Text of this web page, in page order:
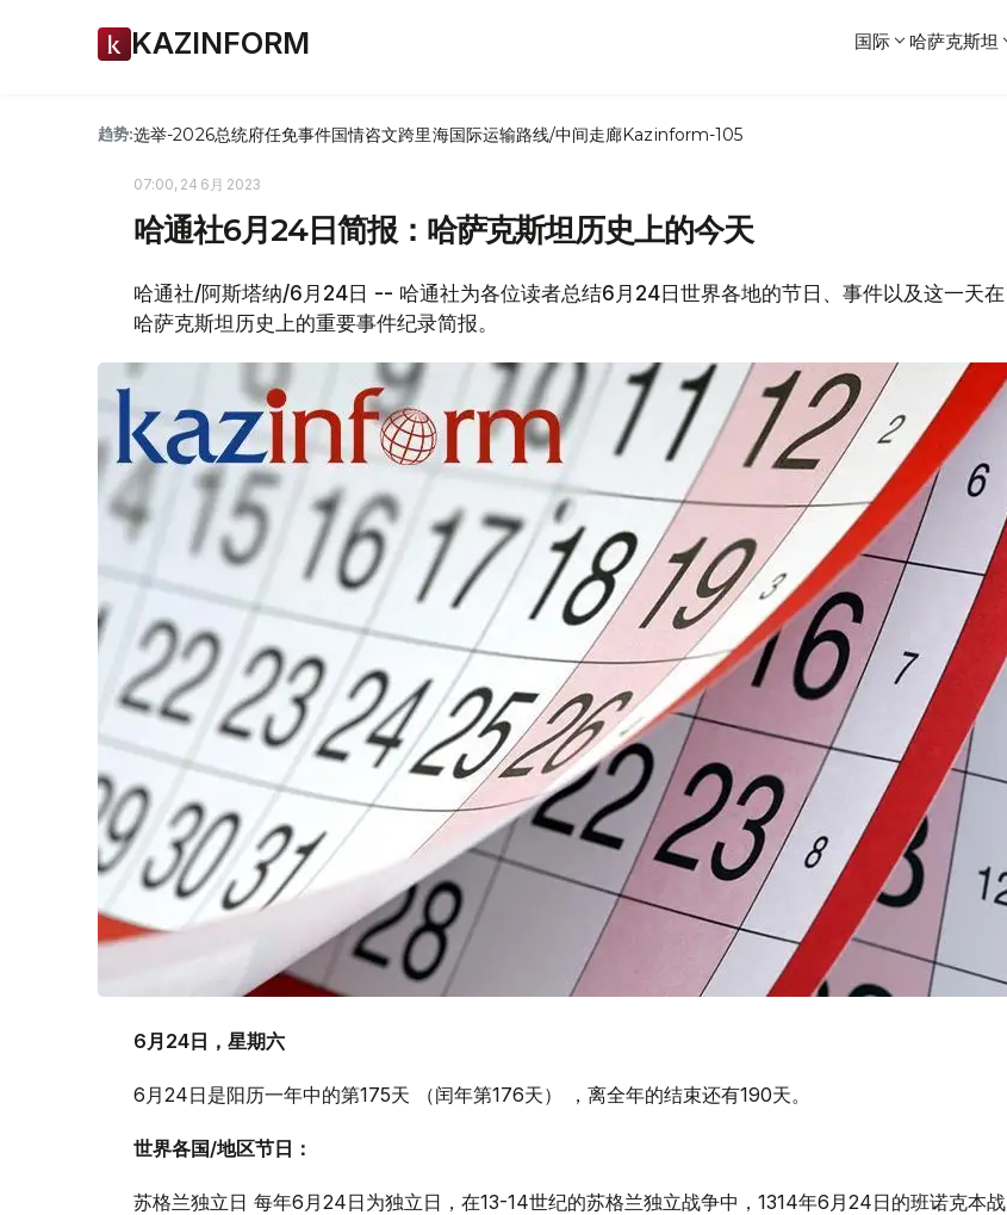
KAZINFORM 国际 哈萨克斯坦
趋势:选举-2026总统府任免事件国情咨文跨里海国际运输路线/中间走廊Kazinform-105
07:00, 24 6月 2023
哈通社6月24日简报：哈萨克斯坦历史上的今天
哈通社/阿斯塔纳/6月24日 -- 哈通社为各位读者总结6月24日世界各地的节日、事件以及这一天在
哈萨克斯坦历史上的重要事件纪录简报。
6月24日，星期六
6月24日是阳历一年中的第175天 （闰年第176天） ，离全年的结束还有190天。
世界各国/地区节日：
苏格兰独立日 每年6月24日为独立日，在13-14世纪的苏格兰独立战争中，1314年6月24日的班诺克本战